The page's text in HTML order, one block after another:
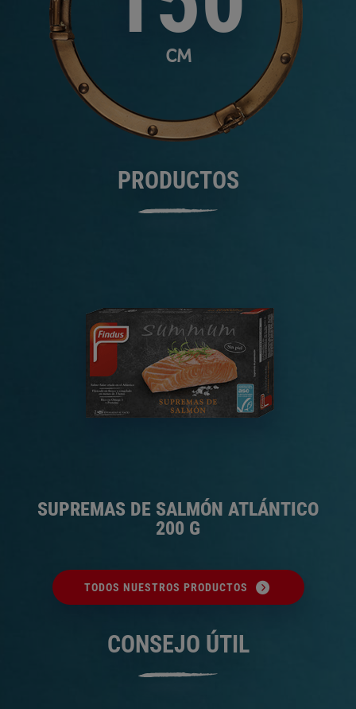
CM
PRODUCTOS
SUPREMAS DE SALMÓN ATLÁNTICO
200 G
TODOS NUESTROS PRODUCTOS
CONSEJO ÚTIL